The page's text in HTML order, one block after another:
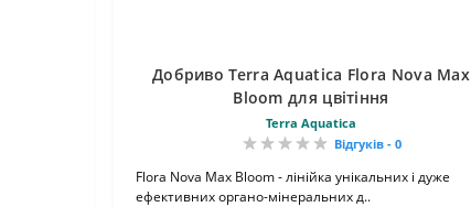
Добриво Terra Aquatica Flora Nova Max
Bloom для цвітіння
Terra Aquatica
Відгуків - 0
Flora Nova Max Bloom - лінійка унікальних і дуже
ефективних органо-мінеральних д..